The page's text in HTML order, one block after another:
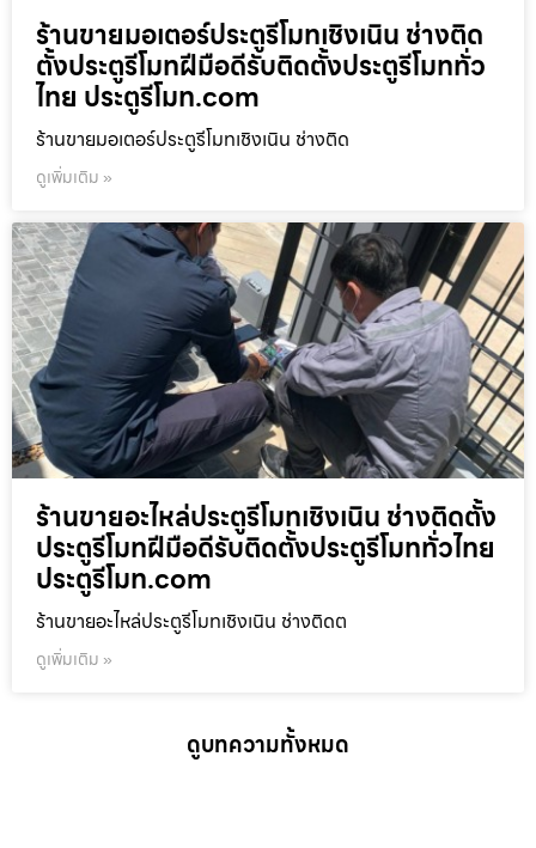
ร้านขายมอเตอร์ประตูรีโมทเชิงเนิน ช่างติด
ตั้งประตูรีโมทฝีมือดีรับติดตั้งประตูรีโมททั่ว
ไทย ประตูรีโมท.com
ร้านขายมอเตอร์ประตูรีโมทเชิงเนิน ช่างติด
ดูเพิ่มเติม »
ร้านขายอะไหล่ประตูรีโมทเชิงเนิน ช่างติดตั้ง
ประตูรีโมทฝีมือดีรับติดตั้งประตูรีโมททั่วไทย
ประตูรีโมท.com
ร้านขายอะไหล่ประตูรีโมทเชิงเนิน ช่างติดต
ดูเพิ่มเติม »
ดูบทความทั้งหมด